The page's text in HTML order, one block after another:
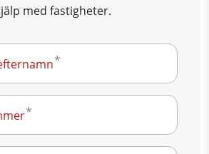
med fastigheter.